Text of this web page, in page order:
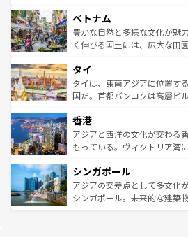
参照してほしい。
容にもいいと評判のスイーツ
が味わえる。 なお、新着
照してほしい。
き、地方に足を延ばせば四季
できる。そして、キムチや焼
まで、さまざまな韓国料理が
リティに包まれながら、韓国
わってみてほし
覧を参照してほしい。
ベトナム
豊かな自然と多様な文化が魅
く伸びる国土には、広大な田
急速な発展と共に伝統が息づ
ーチミン市のフランス統治時
醸し出している。また、バラ
とつ。フォーやバインミー、
ひ現地で味わいたい。どの地
が旅行者を迎えてくれるので
参照してほしい。
タイ
タイは、東南アジアに位置す
国だ。首都バンコクは高層ビ
の活気が交差している。北部
帯で自然と触れ合い、南部で
いビーチでリゾート気分を楽
激する。気候は一年中温暖で
が待っている。親しみやすい
た文化、そして多様な観光資
香港
アジアと西洋の文化が交わる
もっている。ヴィクトリア湾
み、どこを訪れても感動する
ており、効率よく見どころを
うな絶景から文化的な体験ま
シンガポール
アジアの交差点として多文化
シンガポール。未来的な建築